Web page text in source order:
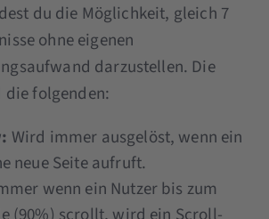
du die Möglichkeit, gleich 7
ohne eigenen
darzustellen. Die
die folgenden:
Wird immer ausgelöst, wenn ein
neue Seite aufruft.
wenn ein Nutzer bis zum